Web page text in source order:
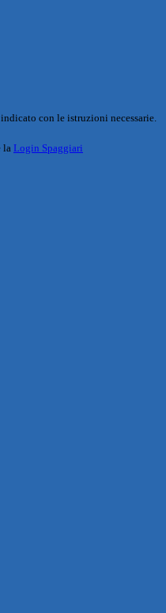
con le istruzioni necessarie.
la Login Spaggiari